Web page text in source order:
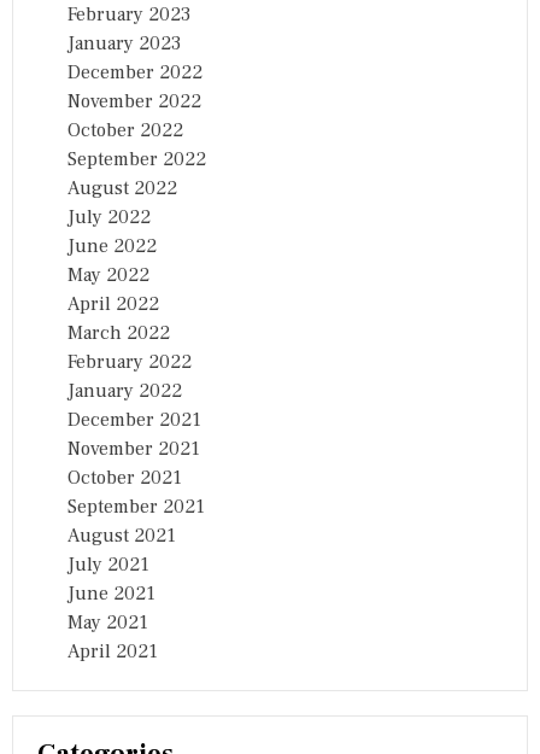
February 2023
January 2023
December 2022
November 2022
October 2022
September 2022
August 2022
July 2022
June 2022
May 2022
April 2022
March 2022
February 2022
January 2022
December 2021
November 2021
October 2021
September 2021
August 2021
July 2021
June 2021
May 2021
April 2021